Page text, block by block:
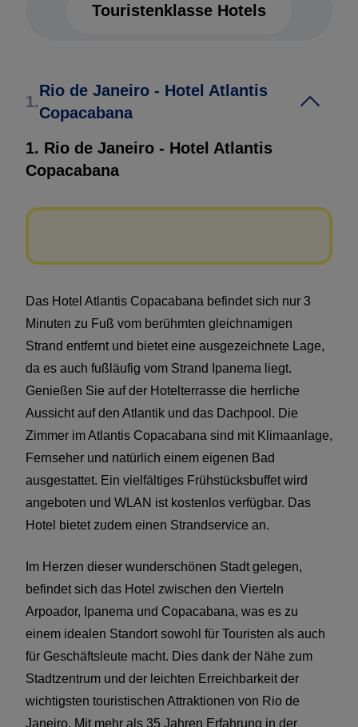
Touristenklasse Hotels
1.
Rio de Janeiro - Hotel Atlantis
Copacabana
1. Rio de Janeiro - Hotel Atlantis
Copacabana
Das Hotel Atlantis Copacabana befindet sich nur 3
Minuten zu Fuß vom berühmten gleichnamigen
Strand entfernt und bietet eine ausgezeichnete Lage,
da es auch fußläufig vom Strand Ipanema liegt.
Genießen Sie auf der Hotelterrasse die herrliche
Aussicht auf den Atlantik und das Dachpool. Die
Zimmer im Atlantis Copacabana sind mit Klimaanlage,
Fernseher und natürlich einem eigenen Bad
ausgestattet. Ein vielfältiges Frühstücksbuffet wird
angeboten und WLAN ist kostenlos verfügbar. Das
Hotel bietet zudem einen Strandservice an.
Im Herzen dieser wunderschönen Stadt gelegen,
befindet sich das Hotel zwischen den Vierteln
Arpoador, Ipanema und Copacabana, was es zu
einem idealen Standort sowohl für Touristen als auch
für Geschäftsleute macht. Dies dank der Nähe zum
Stadtzentrum und der leichten Erreichbarkeit der
wichtigsten touristischen Attraktionen von Rio de
Janeiro. Mit mehr als 35 Jahren Erfahrung in der